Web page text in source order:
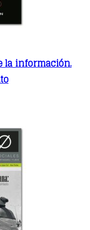
la información.